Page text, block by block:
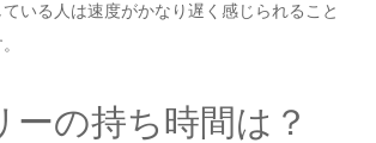
いる人は速度がかなり遅く感じられること
ーの持ち時間は？